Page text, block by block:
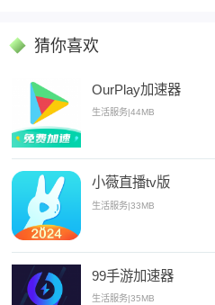
猜你喜欢
OurPlay加速器
生活服务 |44MB
小薇直播tv版
生活服务|33MB
99手游加速器
生活服务|35MB